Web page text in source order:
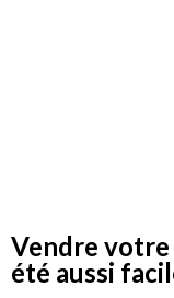
Vendre votre
été aussi